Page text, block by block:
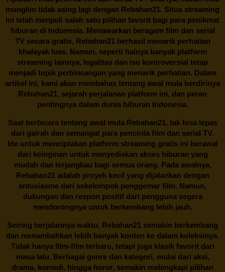
mungkin tidak asing lagi dengan Rebahan21. Situs streaming
ini telah menjadi salah satu pilihan favorit bagi para penikmat
hiburan di Indonesia. Menawarkan beragam film dan serial
TV secara gratis, Rebahan21berhasil menarik perhatian
khalayak luas. Namun, seperti halnya banyak platform
streaming lainnya, legalitas dan isu kontroversial tetap
menjadi topik perbincangan yang menarik perhatian. Dalam
artikel ini, kami akan membahas tentang awal mula berdirinya
Rebahan21, sejarah perjalanan platform ini, dan peran
pentingnya dalam dunia hiburan Indonesia.
Saat berbicara tentang awal mula Rebahan21, tak bisa lepas
dari gairah dan semangat para pencinta film dan serial TV.
Ide untuk menciptakan platform streaming gratis ini berawal
dari keinginan untuk menyediakan akses hiburan yang
mudah dan terjangkau bagi semua orang. Pada awalnya,
Rebahan21 adalah proyek kecil yang dijalankan dengan
antusiasme dari sekelompok penggemar film. Namun,
dukungan dan respon positif dari pengguna segera
mendorongnya untuk berkembang lebih jauh.
Seiring berjalannya waktu, Rebahan21 semakin berkembang
dan menambahkan lebih banyak konten ke dalam koleksinya.
Tidak hanya film-film terbaru, tetapi juga klasik favorit dari
masa lalu. Berbagai genre dan kategori, mulai dari aksi,
drama, komedi, hingga horor, semakin melengkapi pilihan